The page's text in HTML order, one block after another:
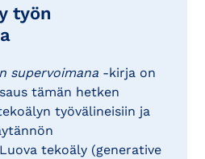
työn
supervoimana -kirja on
tämän hetken
työvälineisiin ja
tekoäly (generative